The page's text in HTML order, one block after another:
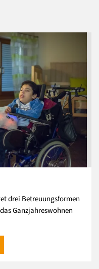
drei Betreuungsformen
Ganzjahreswohnen